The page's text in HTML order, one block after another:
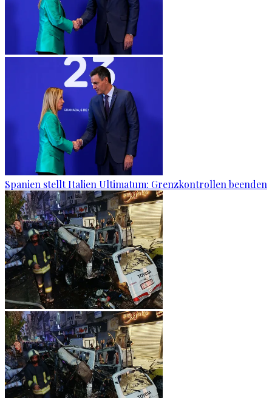
Spanien stellt Italien Ultimatum: Grenzkontrollen beenden